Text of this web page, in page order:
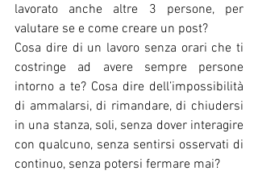
lavorato anche altre 3 persone, per
valutare se e come creare un post?
Cosa dire di un lavoro senza orari che ti
costringe ad avere sempre persone
intorno a te? Cosa dire dell’impossibilità
di ammalarsi, di rimandare, di chiudersi
in una stanza, soli, senza dover interagire
con qualcuno, senza sentirsi osservati di
continuo, senza potersi fermare mai?